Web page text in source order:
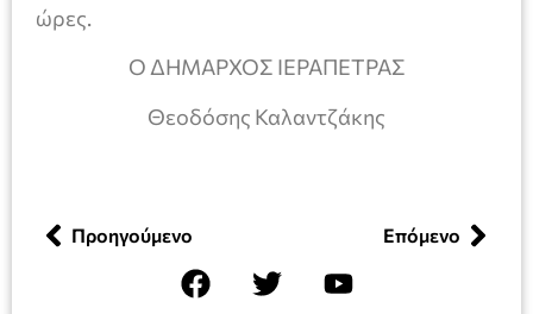
ώρες.
Ο ΔΗΜΑΡΧΟΣ ΙΕΡΑΠΕΤΡΑΣ
Θεοδόσης Καλαντζάκης
Προηγούμενο Επόμενο